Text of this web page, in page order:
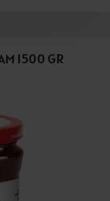
1500 GR